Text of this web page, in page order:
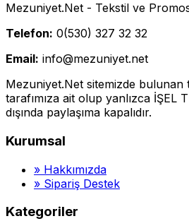
Mezuniyet.Net - Tekstil ve
Telefon: 0(530) 327 32 32
Email: info@mezuniyet.net
Mezuniyet.Net sitemizde
tarafımıza ait olup yanlızca İŞEL
dışında paylaşıma kapalıdır.
Kurumsal
» Hakkımızda
» Sipariş Destek
Kategoriler